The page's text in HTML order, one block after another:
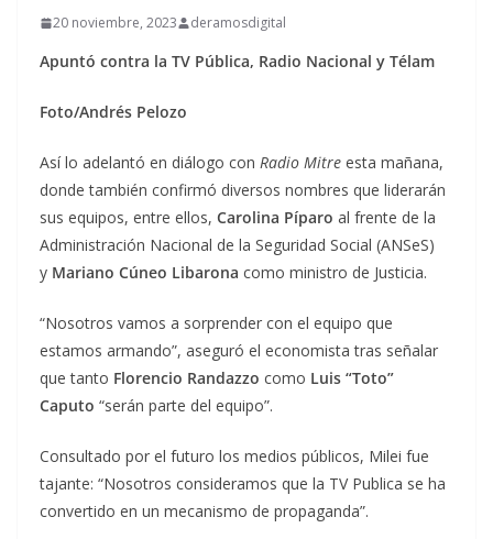
20 noviembre, 2023 deramosdigital
Apuntó contra la TV Pública, Radio Nacional y Télam
Foto/Andrés Pelozo
Así lo adelantó en diálogo con Radio Mitre esta mañana,
donde también confirmó diversos nombres que liderarán
sus equipos, entre ellos, Carolina Píparo al frente de la
Administración Nacional de la Seguridad Social (ANSeS)
y Mariano Cúneo Libarona como ministro de Justicia.
“Nosotros vamos a sorprender con el equipo que
estamos armando”, aseguró el economista tras señalar
que tanto Florencio Randazzo como Luis “Toto”
Caputo “serán parte del equipo”.
Consultado por el futuro los medios públicos, Milei fue
tajante: “Nosotros consideramos que la TV Publica se ha
convertido en un mecanismo de propaganda”.